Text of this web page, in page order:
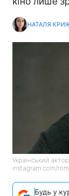
НАТАЛЯ
Український
instagram.com/
Будь у